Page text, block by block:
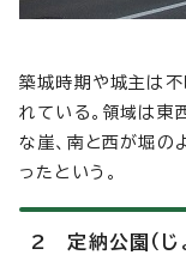
築城時期や城主は不
れている。領域は
な崖、南と西が堀の
ったという。
2 定納公園（じ